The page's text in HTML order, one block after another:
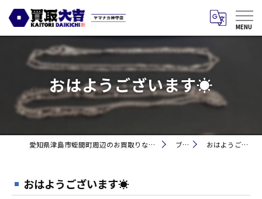
おはようございます☀
愛知県津島市蛭間町周辺のお買取りなら買取大吉 ヤマナカ神守店 ブログ おはようございます☀
おはようございます☀